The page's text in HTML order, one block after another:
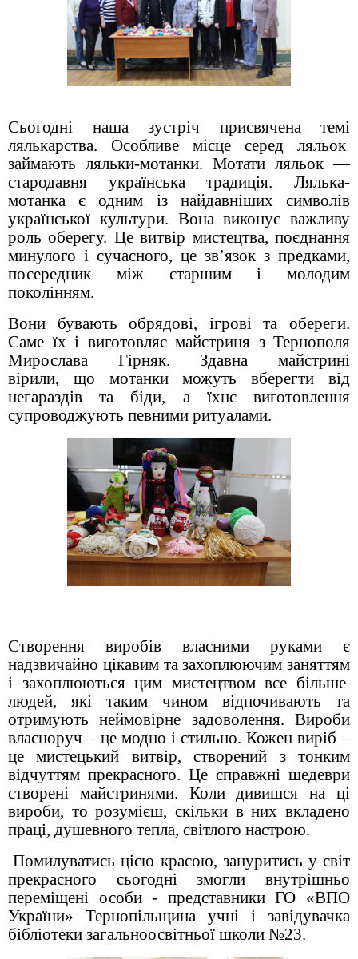
Сьогодні наша зустріч присвячена темі
лялькарства. Особливе місце серед ляльок
займають ляльки-мотанки. Мотати ляльок —
стародавня українська традиція. Лялька-
мотанка є одним із найдавніших символів
української культури. Вона виконує важливу
роль оберегу. Це витвір мистецтва, поєднання
минулого і сучасного, це зв’язок з предками,
посередник між старшим і молодим
поколінням.
Вони бувають обрядові, ігрові та обереги.
Саме їх і виготовляє майстриня з Тернополя
Мирослава Гірняк. Здавна майстрині
вірили, що мотанки можуть вберегти від
негараздів та біди, а їхнє виготовлення
супроводжують певними ритуалами.
Створення виробів власними руками є
надзвичайно цікавим та захоплюючим заняттям
і захоплюються цим мистецтвом все більше
людей, які таким чином відпочивають та
отримують неймовірне задоволення. Вироби
власноруч – це модно і стильно. Кожен виріб –
це мистецький витвір, створений з тонким
відчуттям прекрасного. Це справжні шедеври
створені майстринями. Коли дивишся на ці
вироби, то розумієш, скільки в них вкладено
праці, душевного тепла, світлого настрою.
Помилуватись цією красою, зануритись у світ
прекрасного сьогодні змогли внутрішньо
переміщені особи - представники ГО «ВПО
України» Тернопільщина учні і завідувачка
бібліотеки загальноосвітньої школи №23.